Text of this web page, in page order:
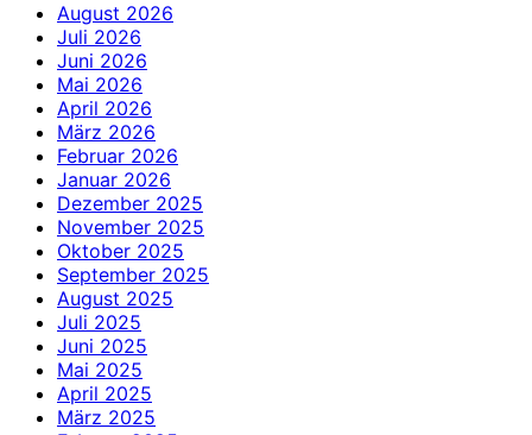
August 2026
Juli 2026
Juni 2026
Mai 2026
April 2026
März 2026
Februar 2026
Januar 2026
Dezember 2025
November 2025
Oktober 2025
September 2025
August 2025
Juli 2025
Juni 2025
Mai 2025
April 2025
März 2025